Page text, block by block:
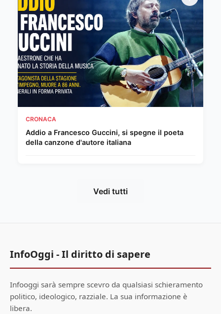
CRONACA
Addio a Francesco Guccini, si spegne il poeta
della canzone d'autore italiana
Vedi tutti
InfoOggi - Il diritto di sapere
Infooggi sarà sempre scevro da qualsiasi schieramento
politico, ideologico, razziale. La sua informazione è
libera.